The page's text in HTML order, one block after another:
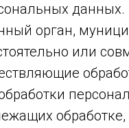
данных.
орган,
или
обработке,